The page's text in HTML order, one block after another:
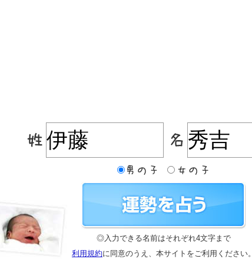
◎入力できる名前はそれぞれ4文字まで
利用規約に同意のうえ、本サイトをご利用ください。